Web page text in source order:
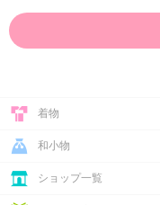
着物
和小物
ショップ一覧